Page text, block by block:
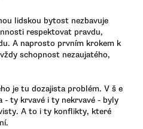
lidskou bytost nezbavuje
respektovat pravdu,
A naprosto prvním krokem k
schopnost nezaujatého,
je tu dozajista problém. V š e
ty krvavé i ty nekrvavé - byly
A to i ty konflikty, které